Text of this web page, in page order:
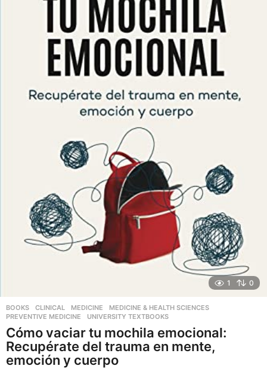
1 0
BOOKS ,CLINICAL ,MEDICINE ,MEDICINE & HEALTH SCIENCES
PREVENTIVE MEDICINE
,UNIVERSITY TEXTBOOKS
Cómo vaciar tu mochila emocional:
Recupérate del trauma en mente,
emoción y cuerpo